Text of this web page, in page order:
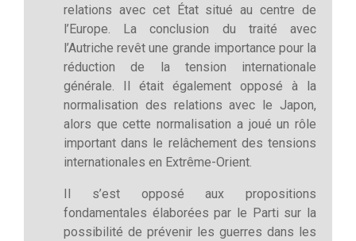
relations avec cet État situé au centre de
l’Europe. La conclusion du traité avec
l’Autriche revêt une grande importance pour la
réduction de la tension internationale
générale. Il était également opposé à la
normalisation des relations avec le Japon,
alors que cette normalisation a joué un rôle
important dans le relâchement des tensions
internationales en Extrême-Orient.
Il s’est opposé aux propositions
fondamentales élaborées par le Parti sur la
possibilité de prévenir les guerres dans les